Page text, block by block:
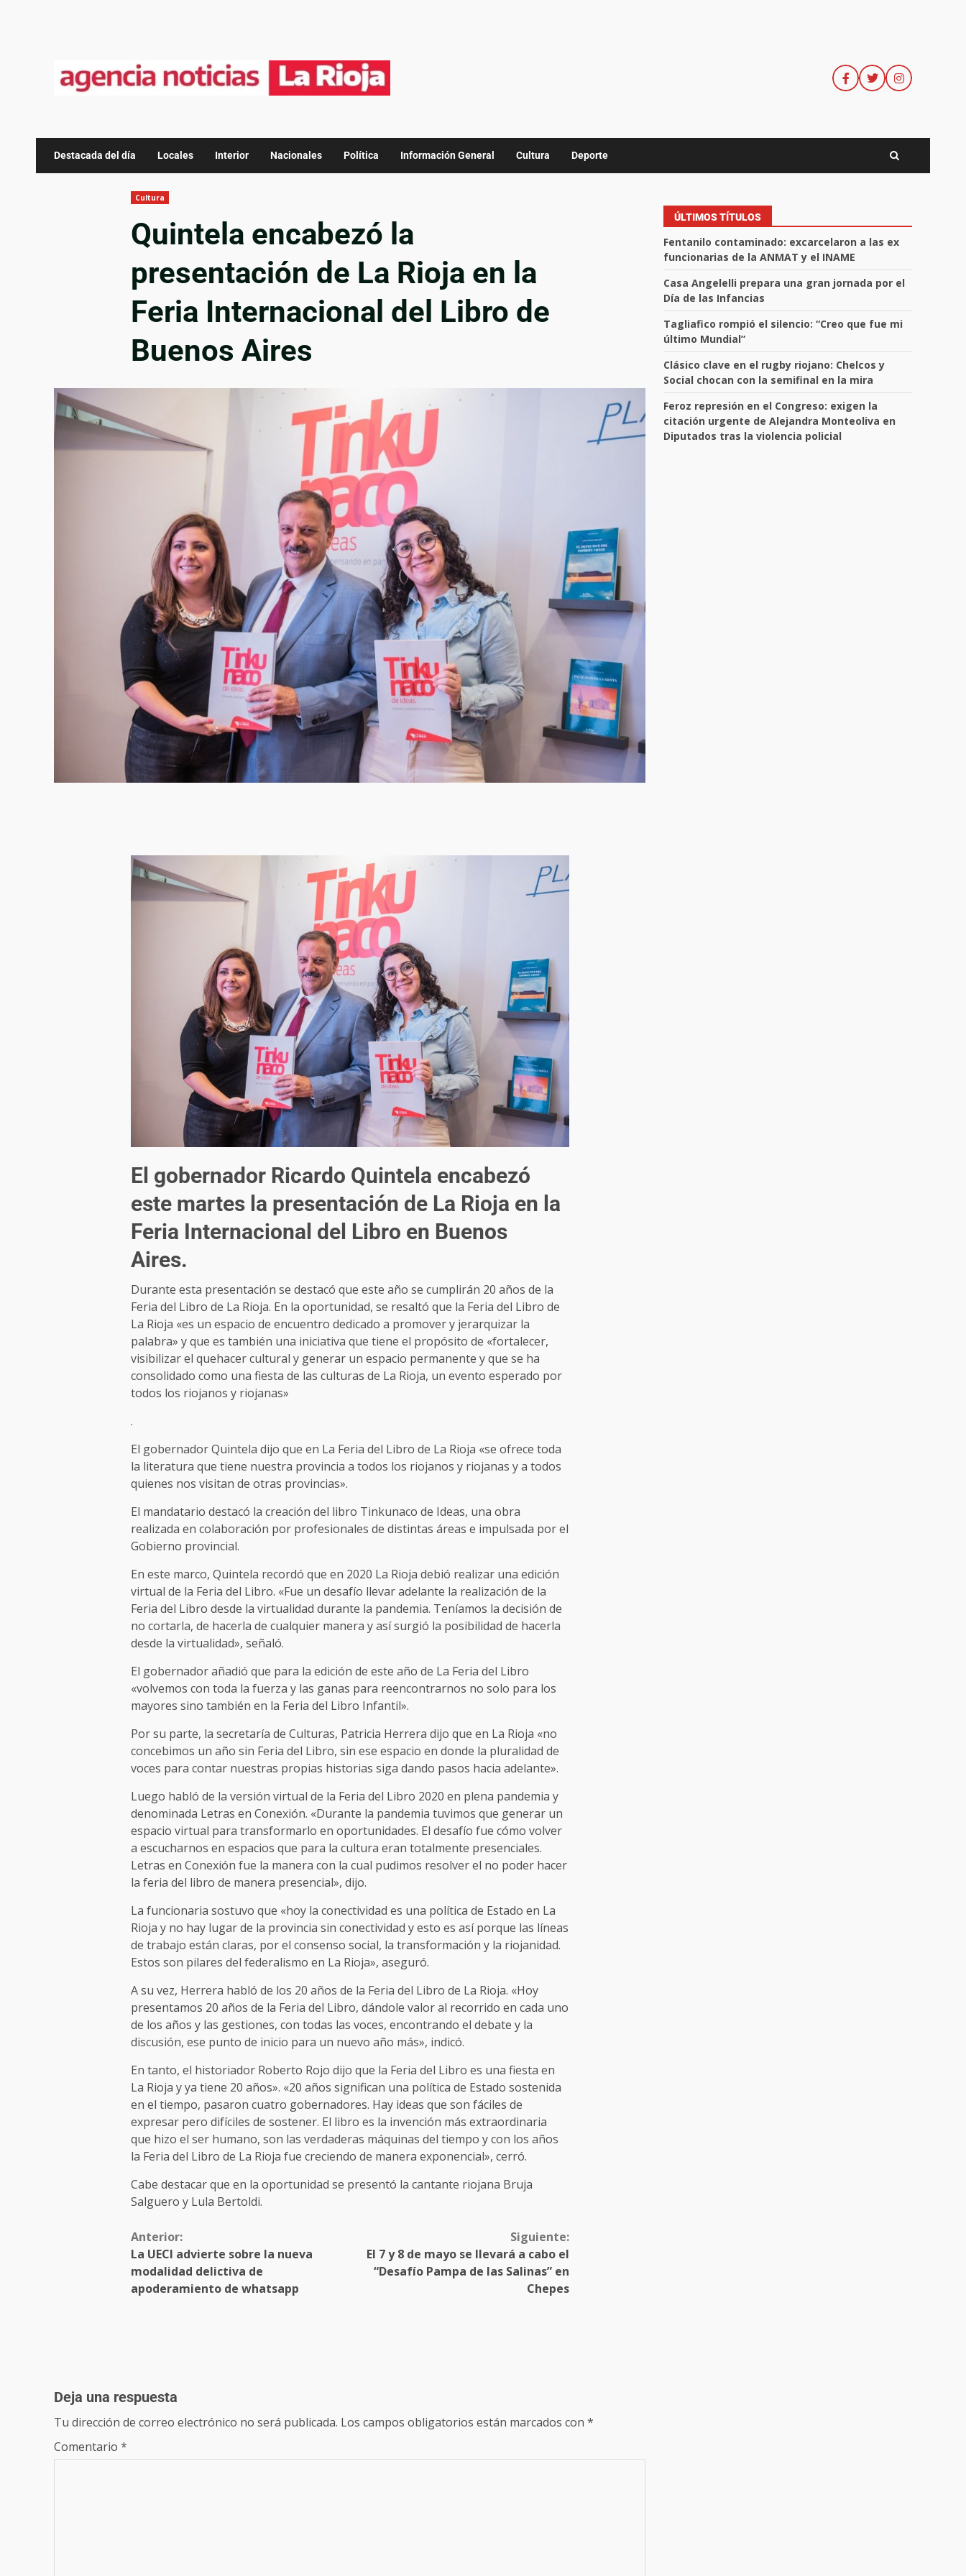
Destacada del día Locales Interior Nacionales Política Información General Cultura Deporte
Cultura
Quintela encabezó la
presentación de La Rioja en la
Feria Internacional del Libro de
Buenos Aires
El gobernador Ricardo Quintela encabezó
este martes la presentación de La Rioja en la
Feria Internacional del Libro en Buenos
Aires.
Durante esta presentación se destacó que este año se cumplirán 20 años de la
Feria del Libro de La Rioja. En la oportunidad, se resaltó que la Feria del Libro de
La Rioja «es un espacio de encuentro dedicado a promover y jerarquizar la
palabra» y que es también una iniciativa que tiene el propósito de «fortalecer,
visibilizar el quehacer cultural y generar un espacio permanente y que se ha
consolidado como una fiesta de las culturas de La Rioja, un evento esperado por
todos los riojanos y riojanas»
.
El gobernador Quintela dijo que en La Feria del Libro de La Rioja «se ofrece toda
la literatura que tiene nuestra provincia a todos los riojanos y riojanas y a todos
quienes nos visitan de otras provincias».
El mandatario destacó la creación del libro Tinkunaco de Ideas, una obra
realizada en colaboración por profesionales de distintas áreas e impulsada por el
Gobierno provincial.
En este marco, Quintela recordó que en 2020 La Rioja debió realizar una edición
virtual de la Feria del Libro. «Fue un desafío llevar adelante la realización de la
Feria del Libro desde la virtualidad durante la pandemia. Teníamos la decisión de
no cortarla, de hacerla de cualquier manera y así surgió la posibilidad de hacerla
desde la virtualidad», señaló.
El gobernador añadió que para la edición de este año de La Feria del Libro
«volvemos con toda la fuerza y las ganas para reencontrarnos no solo para los
mayores sino también en la Feria del Libro Infantil».
Por su parte, la secretaría de Culturas, Patricia Herrera dijo que en La Rioja «no
concebimos un año sin Feria del Libro, sin ese espacio en donde la pluralidad de
voces para contar nuestras propias historias siga dando pasos hacia adelante».
Luego habló de la versión virtual de la Feria del Libro 2020 en plena pandemia y
denominada Letras en Conexión. «Durante la pandemia tuvimos que generar un
espacio virtual para transformarlo en oportunidades. El desafío fue cómo volver
a escucharnos en espacios que para la cultura eran totalmente presenciales.
Letras en Conexión fue la manera con la cual pudimos resolver el no poder hacer
la feria del libro de manera presencial», dijo.
La funcionaria sostuvo que «hoy la conectividad es una política de Estado en La
Rioja y no hay lugar de la provincia sin conectividad y esto es así porque las líneas
de trabajo están claras, por el consenso social, la transformación y la riojanidad.
Estos son pilares del federalismo en La Rioja», aseguró.
A su vez, Herrera habló de los 20 años de la Feria del Libro de La Rioja. «Hoy
presentamos 20 años de la Feria del Libro, dándole valor al recorrido en cada uno
de los años y las gestiones, con todas las voces, encontrando el debate y la
discusión, ese punto de inicio para un nuevo año más», indicó.
En tanto, el historiador Roberto Rojo dijo que la Feria del Libro es una fiesta en
La Rioja y ya tiene 20 años». «20 años significan una política de Estado sostenida
en el tiempo, pasaron cuatro gobernadores. Hay ideas que son fáciles de
expresar pero difíciles de sostener. El libro es la invención más extraordinaria
que hizo el ser humano, son las verdaderas máquinas del tiempo y con los años
la Feria del Libro de La Rioja fue creciendo de manera exponencial», cerró.
Cabe destacar que en la oportunidad se presentó la cantante riojana Bruja
Salguero y Lula Bertoldi.
Anterior:
La UECI advierte sobre la nueva
modalidad delictiva de
apoderamiento de whatsapp
Siguiente:
El 7 y 8 de mayo se llevará a cabo el
“Desafío Pampa de las Salinas” en
Chepes
Deja una respuesta
Tu dirección de correo electrónico no será publicada. Los campos obligatorios están marcados con *
Comentario *
ÚLTIMOS TÍTULOS
Fentanilo contaminado: excarcelaron a las ex
funcionarias de la ANMAT y el INAME
Casa Angelelli prepara una gran jornada por el
Día de las Infancias
Tagliafico rompió el silencio: “Creo que fue mi
último Mundial”
Clásico clave en el rugby riojano: Chelcos y
Social chocan con la semifinal en la mira
Feroz represión en el Congreso: exigen la
citación urgente de Alejandra Monteoliva en
Diputados tras la violencia policial